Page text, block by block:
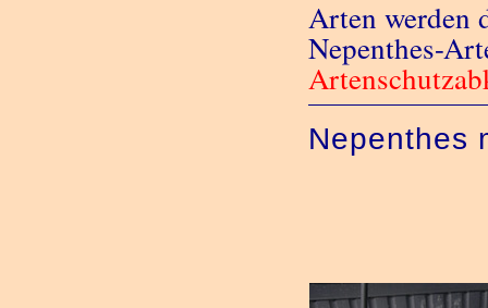
Arten werden
Nepenthes-
Nepenthes